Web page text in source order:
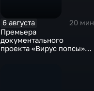
6 августа
20 мин
Премьера
документального
проекта «Вирус попсы»